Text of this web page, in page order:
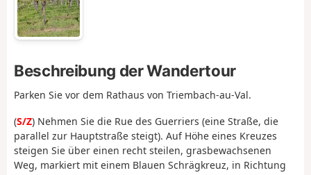
Beschreibung der Wandertour
Parken Sie vor dem Rathaus von Triembach-au-Val.
(S/Z) Nehmen Sie die Rue des Guerriers (eine Straße, die
parallel zur Hauptstraße steigt). Auf Höhe eines Kreuzes
steigen Sie über einen recht steilen, grasbewachsenen
Weg, markiert mit einem Blauen Schrägkreuz, in Richtung